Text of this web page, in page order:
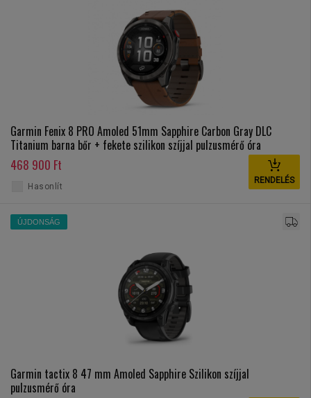
Garmin Fenix 8 PRO Amoled 51mm Sapphire Carbon Gray DLC
Titanium barna bőr + fekete szilikon szíjjal pulzusmérő óra
468 900 Ft
RENDELÉS
Hasonlít
ÚJDONSÁG
Garmin tactix 8 47 mm Amoled Sapphire Szilikon szíjjal
pulzusmérő óra